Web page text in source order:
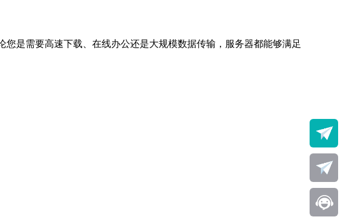
是需要高速下载、在线办公还是大规模数据传输，服务器都能够满足